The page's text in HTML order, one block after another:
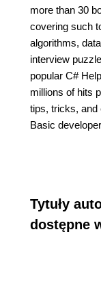
more than 30
covering such
algorithms,
interview
popular C#
millions of hits
tips, tricks, and
Basic
Tytuły
dostępne